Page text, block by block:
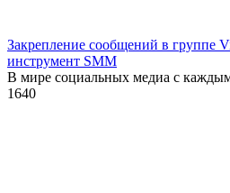
Закрепление сообщений в группе
инструмент SMM
В мире социальных медиа с
1640